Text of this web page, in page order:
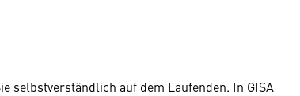
selbstverständlich auf dem Laufenden. In GISA